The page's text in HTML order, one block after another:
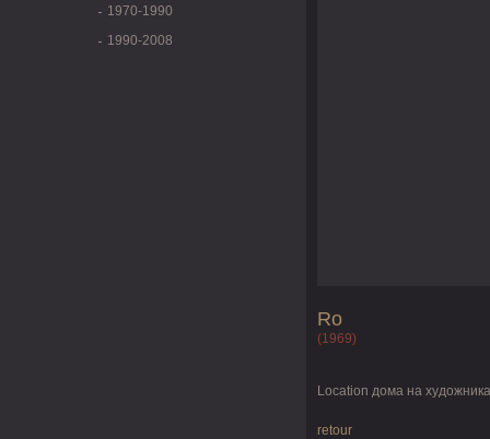
1970-1990
1990-2008
Ro
(1969)
Location дома на художника
retour